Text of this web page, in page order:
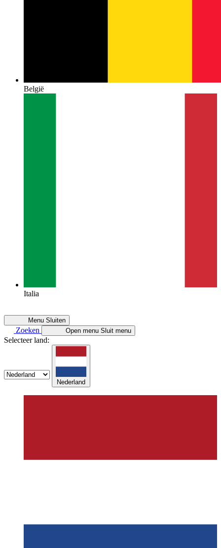
België
Italia
Menu Sluiten
Zoeken Open menu Sluit menu
Selecteer land:
Nederland